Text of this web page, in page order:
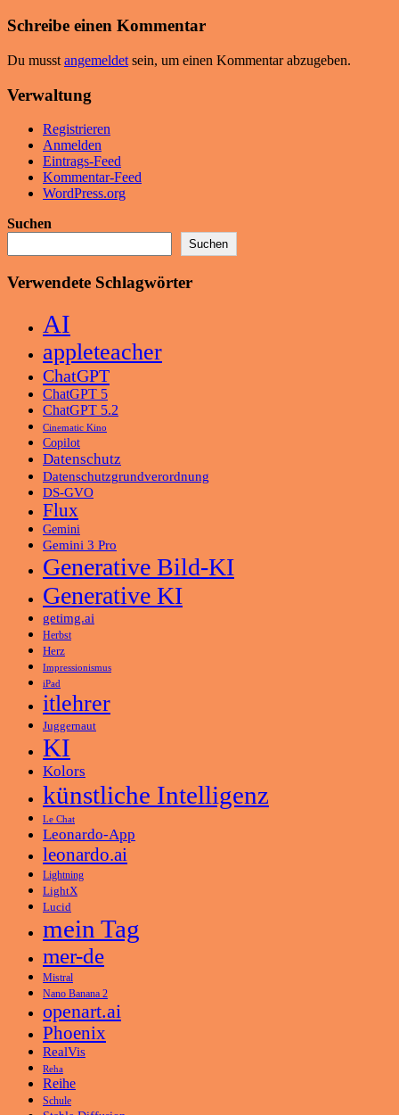
Schreibe einen Kommentar
Du musst angemeldet sein, um einen Kommentar abzugeben.
Verwaltung
Registrieren
Anmelden
Eintrags-Feed
Kommentar-Feed
WordPress.org
Suchen
Suchen
Verwendete Schlagwörter
AI
appleteacher
ChatGPT
ChatGPT 5
ChatGPT 5.2
Cinematic Kino
Copilot
Datenschutz
Datenschutzgrundverordnung
DS-GVO
Flux
Gemini
Gemini 3 Pro
Generative Bild-KI
Generative KI
getimg.ai
Herbst
Herz
Impressionismus
iPad
itlehrer
Juggernaut
KI
Kolors
künstliche Intelligenz
Le Chat
Leonardo-App
leonardo.ai
Lightning
LightX
Lucid
mein Tag
mer-de
Mistral
Nano Banana 2
openart.ai
Phoenix
RealVis
Reha
Reihe
Schule